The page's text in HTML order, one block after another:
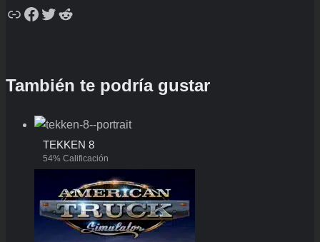
Copy
Facebook
Twitter
Reddit
También te podría gustar
TEKKEN 8
54% Calificación